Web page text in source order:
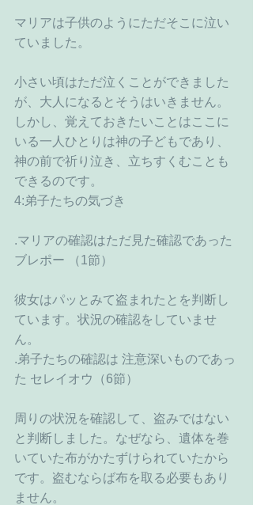
マリアは子供のようにただそこに泣い
ていました。
小さい頃はただ泣くことができました
が、大人になるとそうはいきません。
しかし、覚えておきたいことはここに
いる一人ひとりは神の子どもであり、
神の前で祈り泣き、立ちすくむことも
できるのです。
4:弟子たちの気づき
.マリアの確認はただ見た確認であった
ブレポー （1節）
彼女はパッとみて盗まれたとを判断し
ています。状況の確認をしていませ
ん。
.弟子たちの確認は 注意深いものであっ
た セレイオウ（6節）
周りの状況を確認して、盗みではない
と判断しました。なぜなら、遺体を巻
いていた布がかたずけられていたから
です。盗むならば布を取る必要もあり
ません。